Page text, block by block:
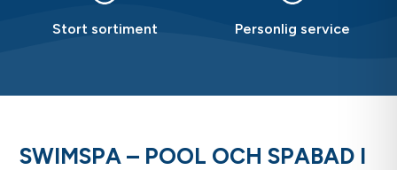
Stort sortiment Personlig service
SWIMSPA – POOL OCH SPABAD I